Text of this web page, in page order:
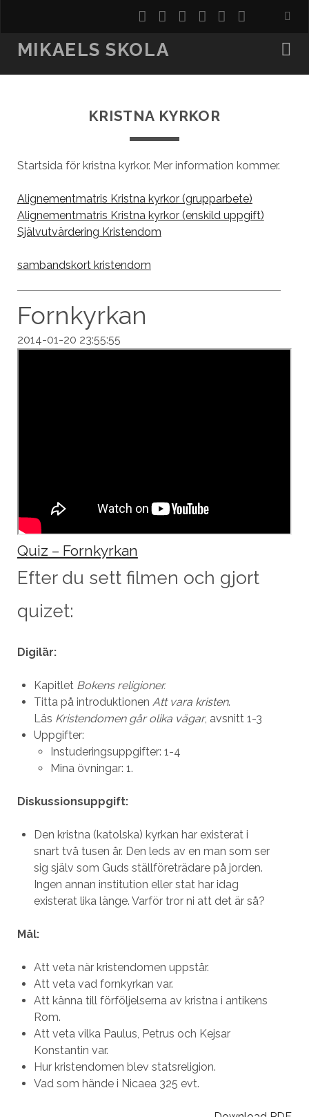
w
t
e
r
b
o
o
e
e
t
u
e
MIKAELS SKOLA
KRISTNA KYRKOR
Startsida för kristna kyrkor. Mer information kommer.
Alignementmatris Kristna kyrkor (grupparbete)
Alignementmatris Kristna kyrkor (enskild uppgift)
Självutvärdering Kristendom
sambandskort kristendom
Fornkyrkan
2014-01-20 23:55:55
Quiz – Fornkyrkan
Efter du sett filmen och gjort
quizet:
Digilär:
Kapitlet Bokens religioner.
Titta på introduktionen Att vara kristen.
Läs Kristendomen går olika vägar, avsnitt 1-3
Uppgifter:
Instuderingsuppgifter: 1-4
Mina övningar: 1.
Diskussionsuppgift:
Den kristna (katolska) kyrkan har existerat i
snart två tusen år. Den leds av en man som ser
sig själv som Guds ställföreträdare på jorden.
Ingen annan institution eller stat har idag
existerat lika länge. Varför tror ni att det är så?
Mål:
Att veta när kristendomen uppstår.
Att veta vad fornkyrkan var.
Att känna till förföljelserna av kristna i antikens
Rom.
Att veta vilka Paulus, Petrus och Kejsar
Konstantin var.
Hur kristendomen blev statsreligion.
Vad som hände i Nicaea 325 evt.